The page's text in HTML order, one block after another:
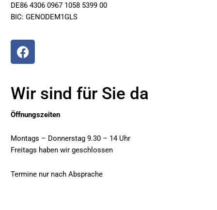
DE86 4306 0967 1058 5399 00
BIC: GENODEM1GLS
F
a
b
o
Wir sind für Sie da
Öffnungszeiten
Montags – Donnerstag 9.30 – 14 Uhr
Freitags haben wir geschlossen
Termine nur nach Absprache